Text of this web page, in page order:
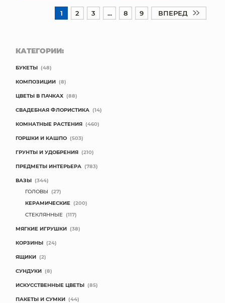
1 2 3 ... 8 9 ВПЕРЕД
КАТЕГОРИИ:
БУКЕТЫ (48)
КОМПОЗИЦИИ (8)
ЦВЕТЫ В ПАЧКАХ (88)
СВАДЕБНАЯ ФЛОРИСТИКА (14)
КОМНАТНЫЕ РАСТЕНИЯ (460)
ГОРШКИ И КАШПО (503)
ГРУНТЫ И УДОБРЕНИЯ (210)
ПРЕДМЕТЫ ИНТЕРЬЕРА (783)
ВАЗЫ (344)
ГОЛОВЫ (27)
КЕРАМИЧЕСКИЕ (200)
СТЕКЛЯННЫЕ (117)
МЯГКИЕ ИГРУШКИ (38)
КОРЗИНЫ (24)
ЯЩИКИ (2)
СУНДУКИ (8)
ИСКУССТВЕННЫЕ ЦВЕТЫ (85)
ПАКЕТЫ И СУМКИ (44)